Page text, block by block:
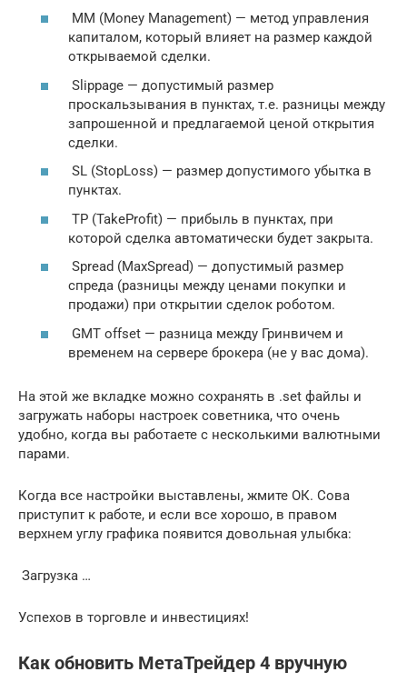
MM (Money Management) — метод управления
капиталом, который влияет на размер каждой
открываемой сделки.
Slippage — допустимый размер
проскальзывания в пунктах, т.е. разницы между
запрошенной и предлагаемой ценой открытия
сделки.
SL (StopLoss) — размер допустимого убытка в
пунктах.
TP (TakeProfit) — прибыль в пунктах, при
которой сделка автоматически будет закрыта.
Spread (MaxSpread) — допустимый размер
спреда (разницы между ценами покупки и
продажи) при открытии сделок роботом.
GMT offset — разница между Гринвичем и
временем на сервере брокера (не у вас дома).
На этой же вкладке можно сохранять в .set файлы и
загружать наборы настроек советника, что очень
удобно, когда вы работаете с несколькими валютными
парами.
Когда все настройки выставлены, жмите ОК. Сова
приступит к работе, и если все хорошо, в правом
верхнем углу графика появится довольная улыбка:
Загрузка …
Успехов в торговле и инвестициях!
Как обновить МетаТрейдер 4 вручную